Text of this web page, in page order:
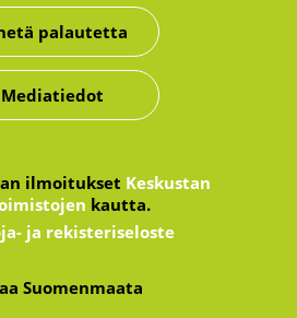
palautetta
Mediatiedot
ilmoitukset Keskustan
kautta.
ja rekisteriseloste
Suomenmaata